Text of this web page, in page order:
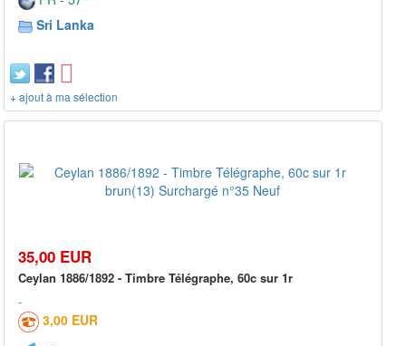
Sri Lanka
+ ajout à ma sélection
35,00 EUR
Ceylan 1886/1892 - Timbre Télégraphe, 60c sur 1r
3,00 EUR